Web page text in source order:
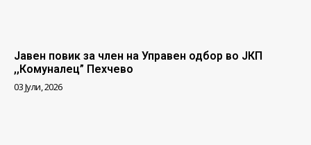
Јавен повик за член на Управен одбор во ЈКП
,,Комуналец” Пехчево
03 Јули, 2026